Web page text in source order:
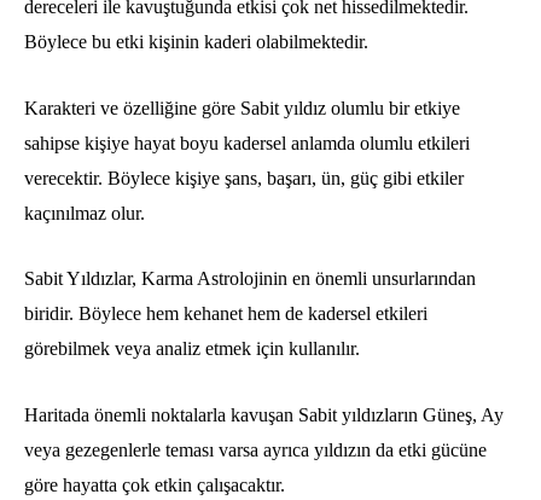
dereceleri ile kavuştuğunda etkisi çok net hissedilmektedir.
Böylece bu etki kişinin kaderi olabilmektedir.
Karakteri ve özelliğine göre Sabit yıldız olumlu bir etkiye
sahipse kişiye hayat boyu kadersel anlamda olumlu etkileri
verecektir. Böylece kişiye şans, başarı, ün, güç gibi etkiler
kaçınılmaz olur.
Sabit Yıldızlar, Karma Astrolojinin en önemli unsurlarından
biridir. Böylece hem kehanet hem de kadersel etkileri
görebilmek veya analiz etmek için kullanılır.
Haritada önemli noktalarla kavuşan Sabit yıldızların Güneş, Ay
veya gezegenlerle teması varsa ayrıca yıldızın da etki gücüne
göre hayatta çok etkin çalışacaktır.